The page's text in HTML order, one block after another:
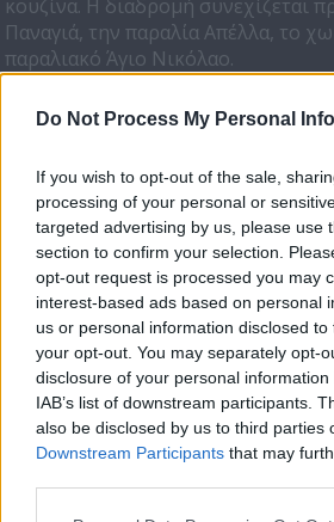
Do Not Process My Personal
If you wish to opt-out of the sale,
processing of your personal or
targeted advertising by us, please use
section to confirm your selection.
opt-out request is processed you may
interest-based ads based on personal
us or personal information disclosed
your opt-out. You may separately opt-
disclosure of your personal
IAB’s list of downstream participants.
also be disclosed by us to third parties
Downstream Participants that may
κουζίνα. Η διαδρομή συνεχίζεται
Παναγιά, την παραλία Απέλλα, το
παραλιακό Άγιο Νικόλαο.
ολοκληρώνει
ΚαρπάθουτηνΚυριακή 29 Ιουνίου
βόρεια Κάρπαθο. Συναντούν την
ζει απομονωμένη στην περιοχή
ανηφορίζουν στο θρυλικό χωριό
καρπάθικης παράδοσης. Την
βαρκάδα στη Σαρία, το Τρίστομο,
Αυλώνα, ανακαλύπτοντας
ιστορία. Το μεσημέρι καταλήγουν
φαγητό με θαλασσινές γεύσεις, ενώ
τον Αυλώνα για τα παραδοσιακά του
αλώνια. Το ταξίδι κορυφώνεται
Προφήτη Ηλία, όπου βλέπουν την